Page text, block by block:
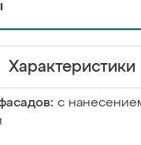
Характеристики
с